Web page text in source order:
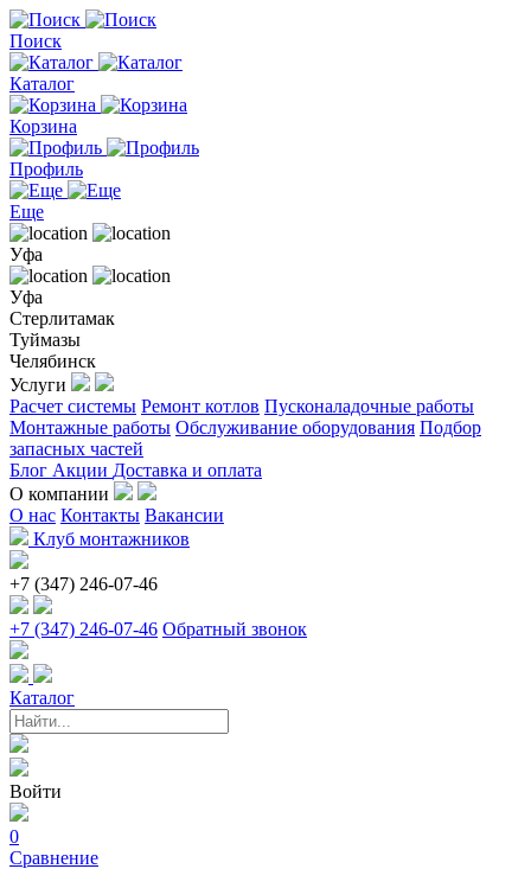
Поиск
Каталог
Корзина
Профиль
Еще
Уфа
Уфа
Стерлитамак
Туймазы
Челябинск
Услуги
Расчет системы Ремонт котлов Пусконаладочные работы
Монтажные работы Обслуживание оборудования Подбор
запасных частей
Блог Акции Доставка и оплата
О компании
О нас Контакты Вакансии
Клуб монтажников
+7 (347) 246-07-46
+7 (347) 246-07-46 Обратный звонок
Каталог
Войти
0
Сравнение